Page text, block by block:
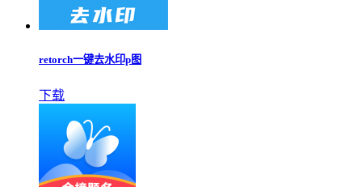
retorch一键去水印p图
下载